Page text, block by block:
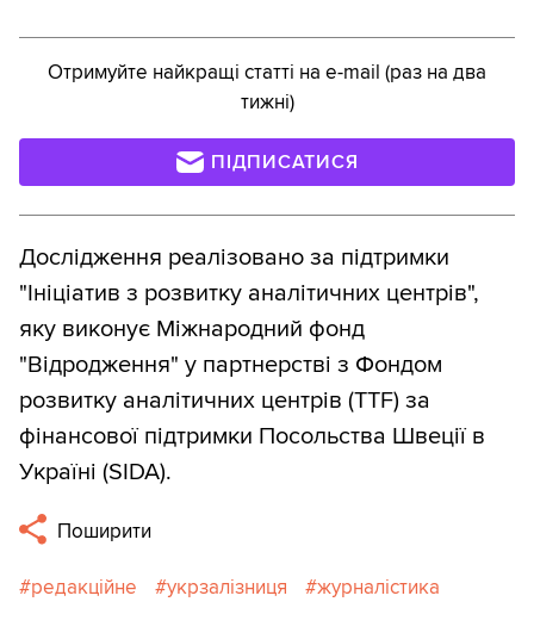
Отримуйте найкращі статті на e-mail (раз на два
тижні)
ПІДПИСАТИСЯ
Дослідження реалізовано за підтримки
"Ініціатив з розвитку аналітичних центрів",
яку виконує Міжнародний фонд
"Відродження" у партнерстві з Фондом
розвитку аналітичних центрів (TTF) за
фінансової підтримки Посольства Швеції в
Україні (SIDA).
Поширити
редакційне укрзалізниця журналістика